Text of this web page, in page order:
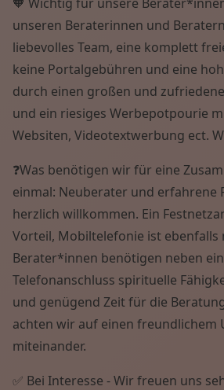
unseren Beraterinnen und
liebevolles Team, eine komplett
keine Portalgebühren und eine
durch einen großen und
und ein riesiges Werbepotpourie
Websiten, Videotextwerbung ect.
❓Was benötigen wir für eine
einmal: Neuberater und erfahrene
herzlich willkommen. Ein
Vorteil, Mobiltelefonie ist ebenfalls
Berater*innen benötigen neben
Telefonanschluss spirituelle
und genügend Zeit für die
achten wir auf einen freundlichem
miteinander.
✅ Bei Interesse - Wir freuen uns